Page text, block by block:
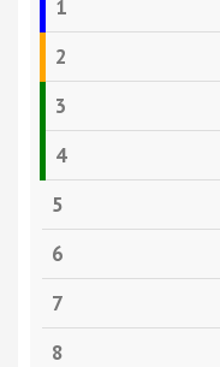
1
2
3
4
5
6
7
8